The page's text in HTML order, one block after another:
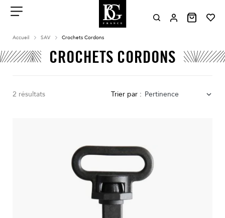
contenu
Accueil SAV Crochets Cordons
CROCHETS CORDONS
2 résultats Trier par : Pertinence